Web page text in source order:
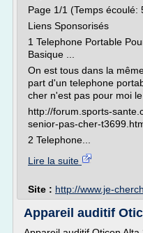
Page 1/1 (Temps écoulé:
Liens Sponsorisés
1 Telephone Portable
Basique ...
On est tous dans la
part d'un telephone
cher n'est pas pour moi
http://forum.sports-
senior-pas-cher-
2 Telephone...
Lire la suite
Site : http://www.je-
Appareil auditif